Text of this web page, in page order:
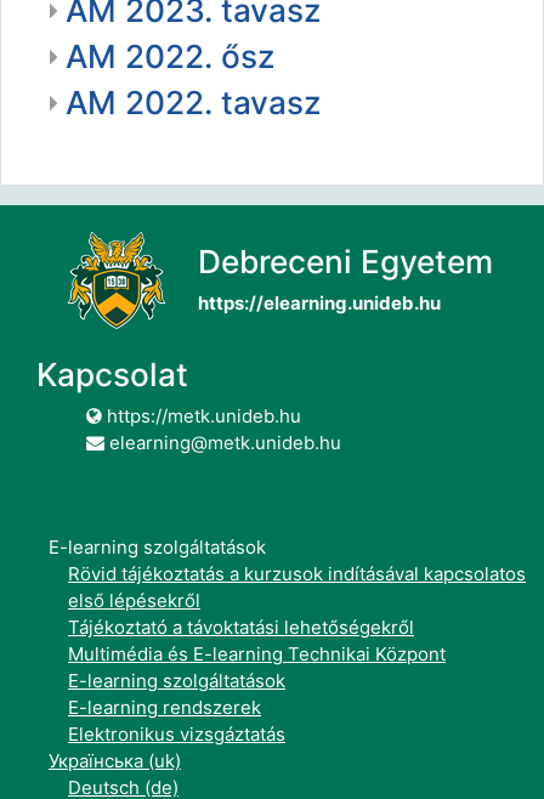
AM 2023. tavasz
AM 2022. ősz
AM 2022. tavasz
Debreceni Egyetem
https://elearning.unideb.hu
Kapcsolat
https://metk.unideb.hu
elearning@metk.unideb.hu
E-learning szolgáltatások
Rövid tájékoztatás a kurzusok indításával kapcsolatos
első lépésekről
Tájékoztató a távoktatási lehetőségekről
Multimédia és E-learning Technikai Központ
E-learning szolgáltatások
E-learning rendszerek
Elektronikus vizsgáztatás
Українська ‎(uk)‎
Deutsch ‎(de)‎